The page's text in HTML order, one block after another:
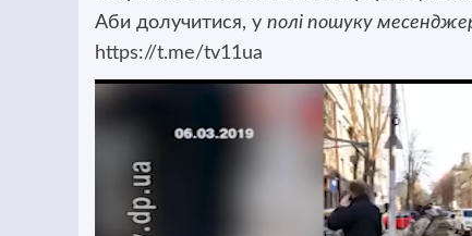
Аби долучитися, у полі пошуку
https://t.me/tv11ua
Відеопрогравач